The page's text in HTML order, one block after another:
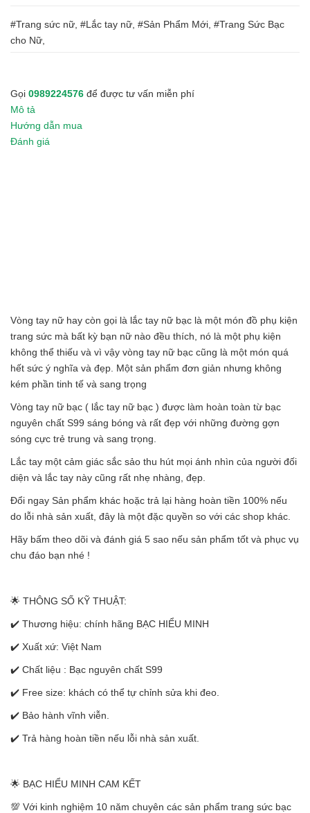
#Trang sức nữ, #Lắc tay nữ, #Sản Phẩm Mới, #Trang Sức Bạc
cho Nữ,
Gọi 0989224576 để được tư vấn miễn phí
Mô tả
Hướng dẫn mua
Đánh giá
Vòng tay nữ hay còn gọi là lắc tay nữ bạc là một món đồ phụ kiện
trang sức mà bất kỳ bạn nữ nào đều thích, nó là một phụ kiện
không thể thiếu và vì vậy vòng tay nữ bạc cũng là một món quá
hết sức ý nghĩa và đẹp. Một sản phẩm đơn giản nhưng không
kém phần tinh tế và sang trọng
Vòng tay nữ bạc ( lắc tay nữ bạc ) được làm hoàn toàn từ bạc
nguyên chất S99 sáng bóng và rất đẹp với những đường gợn
sóng cực trẻ trung và sang trọng.
Lắc tay một cảm giác sắc sảo thu hút mọi ánh nhìn của người đối
diện và lắc tay này cũng rất nhẹ nhàng, đẹp.
Đổi ngay Sản phẩm khác hoặc trả lại hàng hoàn tiền 100% nếu
do lỗi nhà sản xuất, đây là một đặc quyền so với các shop khác.
Hãy bấm theo dõi và đánh giá 5 sao nếu sản phẩm tốt và phục vụ
chu đáo bạn nhé !
🌟 THÔNG SỐ KỸ THUẬT:
✔️ Thương hiệu: chính hãng BẠC HIỂU MINH
✔️ Xuất xứ: Việt Nam
✔️ Chất liệu : Bạc nguyên chất S99
✔️ Free size: khách có thể tự chỉnh sửa khi đeo.
✔️ Bảo hành vĩnh viễn.
✔️ Trả hàng hoàn tiền nếu lỗi nhà sản xuất.
🌟 BẠC HIỂU MINH CAM KẾT
💯 Với kinh nghiệm 10 năm chuyên các sản phẩm trang sức bạc